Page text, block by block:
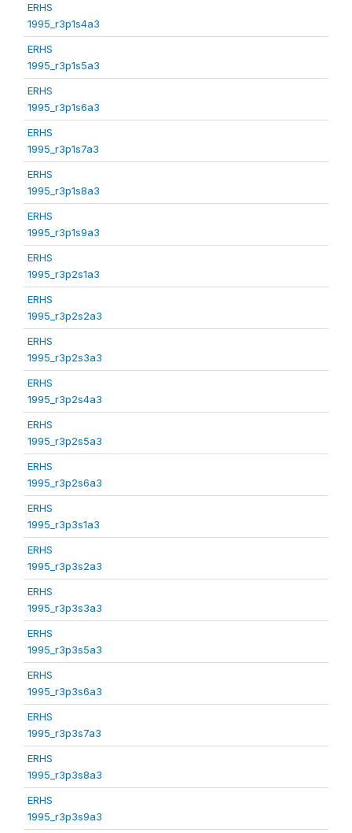
ERHS
1995_r3p1s4a3
ERHS
1995_r3p1s5a3
ERHS
1995_r3p1s6a3
ERHS
1995_r3p1s7a3
ERHS
1995_r3p1s8a3
ERHS
1995_r3p1s9a3
ERHS
1995_r3p2s1a3
ERHS
1995_r3p2s2a3
ERHS
1995_r3p2s3a3
ERHS
1995_r3p2s4a3
ERHS
1995_r3p2s5a3
ERHS
1995_r3p2s6a3
ERHS
1995_r3p3s1a3
ERHS
1995_r3p3s2a3
ERHS
1995_r3p3s3a3
ERHS
1995_r3p3s5a3
ERHS
1995_r3p3s6a3
ERHS
1995_r3p3s7a3
ERHS
1995_r3p3s8a3
ERHS
1995_r3p3s9a3